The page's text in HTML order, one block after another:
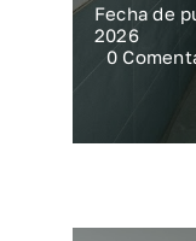
Fecha de
2026
0